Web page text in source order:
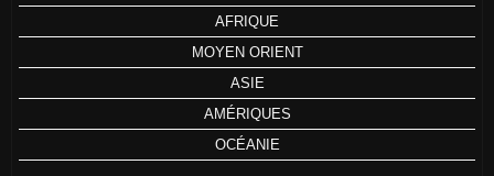
AFRIQUE
MOYEN ORIENT
ASIE
AMÉRIQUES
OCÉANIE